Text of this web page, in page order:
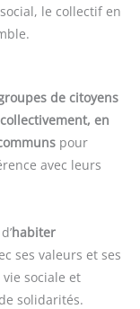
le collectif en
de citoyens
en
pour
avec leurs
habiter
ses valeurs et ses
sociale et
solidarités.